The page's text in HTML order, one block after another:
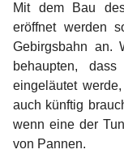
Mit dem Bau
eröffnet werden
Gebirgsbahn an.
behaupten,
eingeläutet
auch künftig
wenn eine der
von Pannen.